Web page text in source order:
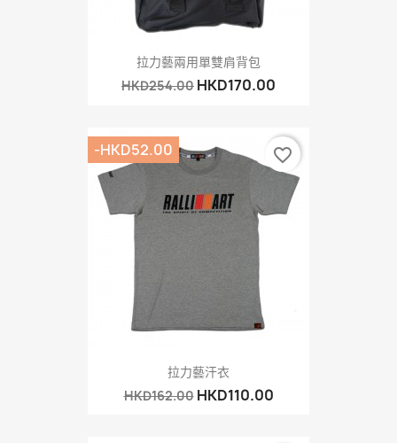
拉力藝兩用單雙肩背包
HKD254.00 HKD170.00
拉力藝汗衣
HKD162.00 HKD110.00
-HKD52.00 favorite_border